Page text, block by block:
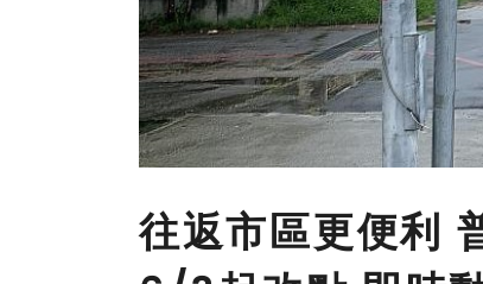
往返市區更便利